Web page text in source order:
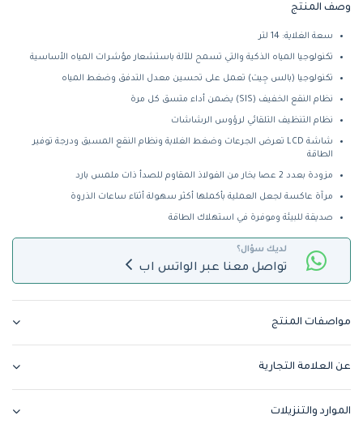
وصف المنتج
سعة الغلاية: 14 لتر
تكنولوجيا المياه الذكية والتي تسمح للآلة باستشعار مؤشرات المياه الأساسية
تكنولوجيا (بالس جِيت) تعمل على تحسين معدل التدفق وضغط المياه
نظام النقع الخفيف (SIS) يضمن أداء متسق كل مرة
نظام التنظيف التلقائي لرؤوس الرشاشات
شاشة LCD تعرض الجرعات وضغط الغلاية ونظام النقع المسبق ودرجة توفير
الطاقة
مزودة بعدد 2 عصا بخار من الفولاذ المقاوم للصدأ ذات ملمس بارد
مرآة عاكسة لجعل العملية بأكملها أكثر سهولة أثناء ساعات الذروة
صديقة للبيئة وموفرة في استهلاك الطاقة
لديك سؤال؟
تواصل معنا عبر الواتس اب
مواصفات المنتج
عن العلامة التجارية
الموارد والتنزيلات